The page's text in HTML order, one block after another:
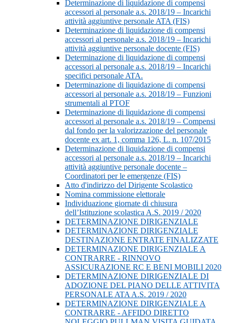
Determinazione di liquidazione di compensi
accessori al personale a.s. 2018/19 – Incarichi
attività aggiuntive personale ATA (FIS)
Determinazione di liquidazione di compensi
accessori al personale a.s. 2018/19 – Incarichi
attività aggiuntive personale docente (FIS)
Determinazione di liquidazione di compensi
accessori al personale a.s. 2018/19 – Incarichi
specifici personale ATA.
Determinazione di liquidazione di compensi
accessori al personale a.s. 2018/19 – Funzioni
strumentali al PTOF
Determinazione di liquidazione di compensi
accessori al personale a.s. 2018/19 – Compensi
dal fondo per la valorizzazione del personale
docente ex art. 1, comma 126, L. n. 107/2015
Determinazione di liquidazione di compensi
accessori al personale a.s. 2018/19 – Incarichi
attività aggiuntive personale docente –
Coordinatori per le emergenze (FIS)
Atto d'indirizzo del Dirigente Scolastico
Nomina commissione elettorale
Individuazione giornate di chiusura
dell’Istituzione scolastica A.S. 2019 / 2020
DETERMINAZIONE DIRIGENZIALE
DETERMINAZIONE DIRIGENZIALE
DESTINAZIONE ENTRATE FINALIZZATE
DETERMINAZIONE DIRIGENZIALE A
CONTRARRE - RINNOVO
ASSICURAZIONE RC E BENI MOBILI 2020
DETERMINAZIONE DIRIGENZIALE DI
ADOZIONE DEL PIANO DELLE ATTIVITA
PERSONALE ATA A.S. 2019 / 2020
DETERMINAZIONE DIRIGENZIALE A
CONTRARRE - AFFIDO DIRETTO